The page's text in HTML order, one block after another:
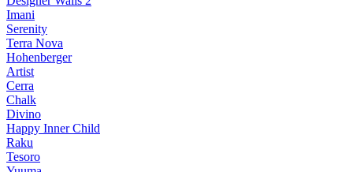
Imani
Serenity
Terra Nova
Hohenberger
Artist
Cerra
Chalk
Divino
Happy Inner Child
Raku
Tesoro